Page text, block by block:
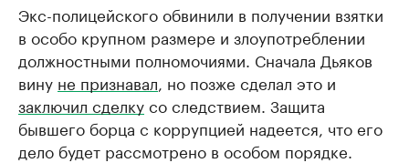
Экс-полицейского обвинили в получении взятки
в особо крупном размере и злоупотреблении
должностными полномочиями. Сначала Дьяков
вину не признавал , но позже сделал это и
заключил сделкусо следствием. Защита
бывшего борца с коррупцией надеется, что его
дело будет рассмотрено в особом порядке.